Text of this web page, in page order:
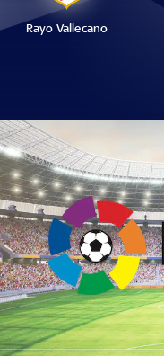
Rayo Vallecano